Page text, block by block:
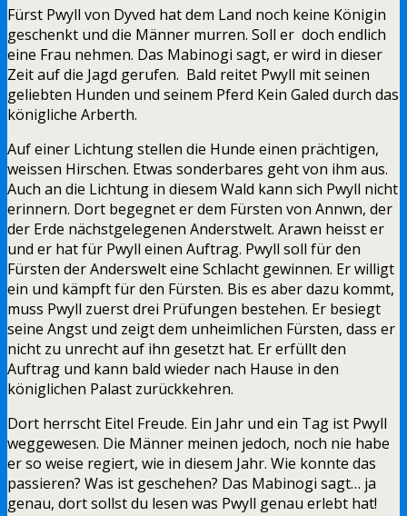
Fürst Pwyll von Dyved hat dem Land noch keine Königin
geschenkt und die Männer murren. Soll er doch endlich
eine Frau nehmen. Das Mabinogi sagt, er wird in dieser
Zeit auf die Jagd gerufen. Bald reitet Pwyll mit seinen
geliebten Hunden und seinem Pferd Kein Galed durch das
königliche Arberth.
Auf einer Lichtung stellen die Hunde einen prächtigen,
weissen Hirschen. Etwas sonderbares geht von ihm aus.
Auch an die Lichtung in diesem Wald kann sich Pwyll nicht
erinnern. Dort begegnet er dem Fürsten von Annwn, der
der Erde nächstgelegenen Anderstwelt. Arawn heisst er
und er hat für Pwyll einen Auftrag. Pwyll soll für den
Fürsten der Anderswelt eine Schlacht gewinnen. Er willigt
ein und kämpft für den Fürsten. Bis es aber dazu kommt,
muss Pwyll zuerst drei Prüfungen bestehen. Er besiegt
seine Angst und zeigt dem unheimlichen Fürsten, dass er
nicht zu unrecht auf ihn gesetzt hat. Er erfüllt den
Auftrag und kann bald wieder nach Hause in den
königlichen Palast zurückkehren.
Dort herrscht Eitel Freude. Ein Jahr und ein Tag ist Pwyll
weggewesen. Die Männer meinen jedoch, noch nie habe
er so weise regiert, wie in diesem Jahr. Wie konnte das
passieren? Was ist geschehen? Das Mabinogi sagt… ja
genau, dort sollst du lesen was Pwyll genau erlebt hat!